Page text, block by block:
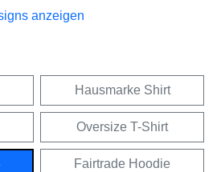
anzeigen
Hausmarke Shirt
Oversize T-Shirt
Fairtrade Hoodie